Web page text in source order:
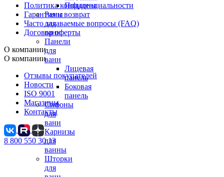
Поддоны
Рамы
для
ванн
Панели
для
ванн
Лицевая
панель
Боковая
панель
Сифоны
для
ванн
Карнизы
для
ванны
Шторки
для
Политика конфиденциальности
Гарантия и возврат
Часто задаваемые вопросы (FAQ)
Договор оферты
О компании
О компании
Отзывы покупателей
Новости
ISO 9001
Магазины
Контакты
8 800 550 30 13